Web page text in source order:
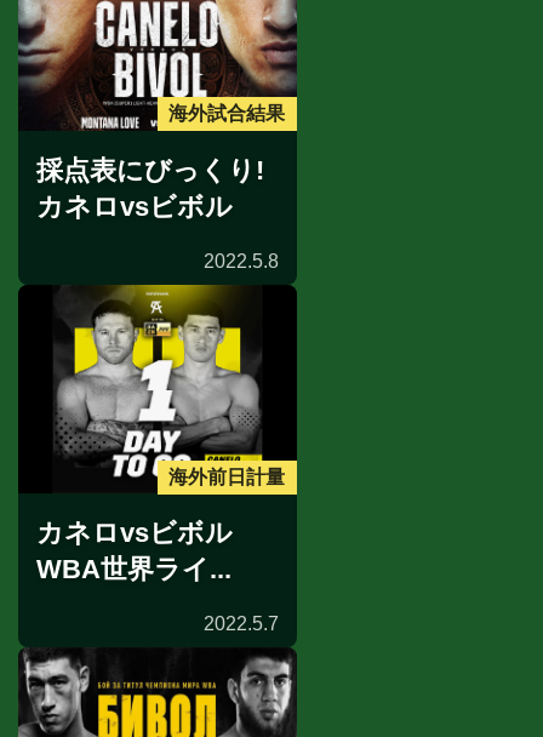
海外試合結果
採点表にびっくり!
カネロvsビボル
2022.5.8
海外前日計量
カネロvsビボル
WBA世界ライ...
2022.5.7